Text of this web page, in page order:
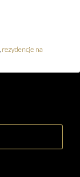
rezydencje na